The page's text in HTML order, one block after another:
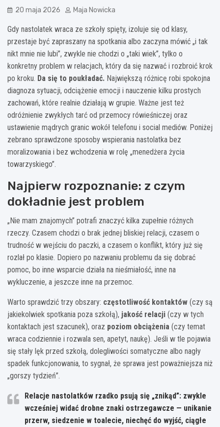
20 maja 2026 Maja Nowicka
Gdy nastolatek wraca ze szkoły spięty, izoluje się od klasy,
przestaje być zapraszany na spotkania albo zaczyna mówić „i tak
nikt mnie nie lubi”, zwykle nie chodzi o „taki wiek”, tylko o
konkretny problem w relacjach, który da się nazwać i rozbroić krok
po kroku. Da się to poukładać. Największą różnicę robi spokojna
diagnoza sytuacji, odciążenie emocji i nauczenie kilku prostych
zachowań, które realnie działają w grupie. Ważne jest też
odróżnienie zwykłych tarć od przemocy rówieśniczej oraz
ustawienie mądrych granic wokół telefonu i social mediów. Poniżej
zebrano sprawdzone sposoby wspierania nastolatka bez
moralizowania i bez wchodzenia w rolę „menedżera życia
towarzyskiego”.
Najpierw rozpoznanie: z czym
dokładnie jest problem
„Nie mam znajomych” potrafi znaczyć kilka zupełnie różnych
rzeczy. Czasem chodzi o brak jednej bliskiej relacji, czasem o
trudność w wejściu do paczki, a czasem o konflikt, który już się
rozlał po klasie. Dopiero po nazwaniu problemu da się dobrać
pomoc, bo inne wsparcie działa na nieśmiałość, inne na
wykluczenie, a jeszcze inne na przemoc.
Warto sprawdzić trzy obszary: częstotliwość kontaktów (czy są
jakiekolwiek spotkania poza szkołą), jakość relacji (czy w tych
kontaktach jest szacunek), oraz poziom obciążenia (czy temat
wraca codziennie i rozwala sen, apetyt, naukę). Jeśli w tle pojawia
się stały lęk przed szkołą, dolegliwości somatyczne albo nagły
spadek funkcjonowania, to sygnał, że sprawa jest poważniejsza niż
„gorszy tydzień”.
Relacje nastolatków rzadko psują się „znikąd”: zwykle
wcześniej widać drobne znaki ostrzegawcze — unikanie
przerw, siedzenie w toalecie, niechęć do wyjść, ciągłe